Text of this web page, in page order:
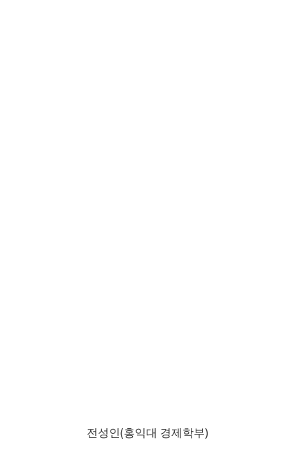
전성인(홍익대 경제학부)